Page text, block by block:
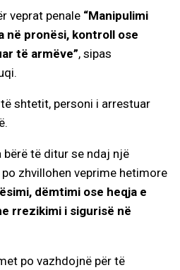
veprat penale “Manipulimi
në pronësi, kontroll ose
të armëve”, sipas
shtetit, personi i arrestuar
bërë të ditur se ndaj një
zhvillohen veprime hetimore
dëmtimi ose heqja e
rrezikimi i sigurisë në
po vazhdojnë për të